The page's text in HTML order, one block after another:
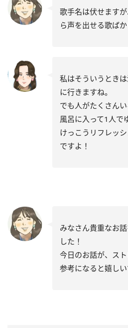
歌手名は伏せます
ら声を出せる歌ば
私はそういうとき
に行きますね。
でも人がたくさん
風呂に入って1人で
けっこうリフレッ
ですよ！
みなさん貴重なお
した！
今日のお話が、ス
参考になると嬉しい